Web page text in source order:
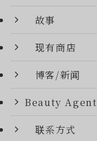
故事
现有商店
博客/新闻
Beauty Agent
联系方式